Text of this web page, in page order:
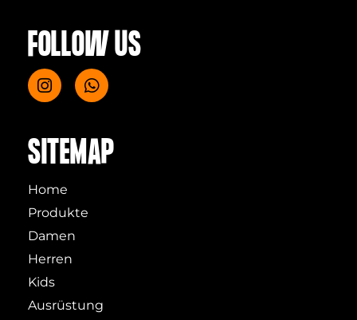
FOLLOW US
SITEMAP
Home
Produkte
Damen
Herren
Kids
Ausrüstung